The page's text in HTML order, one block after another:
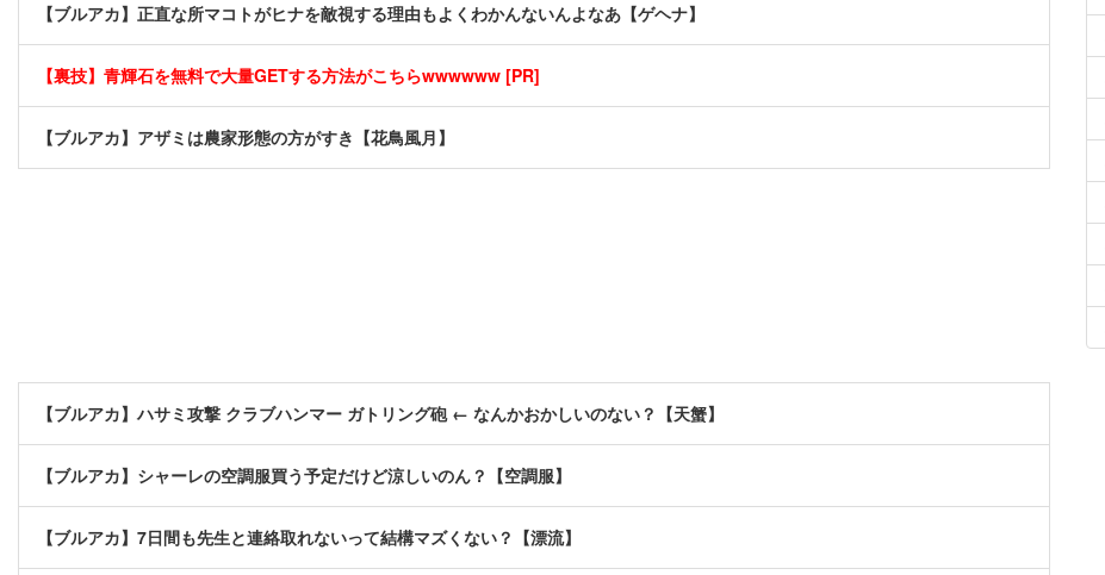
【ブルアカ】正直な所マコトがヒナを敵視する理由もよくわかんないんよなあ【ゲヘナ】
【裏技】青輝石を無料で大量GETする方法がこちらwwwwww [PR]
【ブルアカ】アザミは農家形態の方がすき【花鳥風月】
【ブルアカ】ハサミ攻撃 クラブハンマー ガトリング砲 ← なんかおかしいのない？【天蟹】
【ブルアカ】シャーレの空調服買う予定だけど涼しいのん？【空調服】
【ブルアカ】7日間も先生と連絡取れないって結構マズくない？【漂流】